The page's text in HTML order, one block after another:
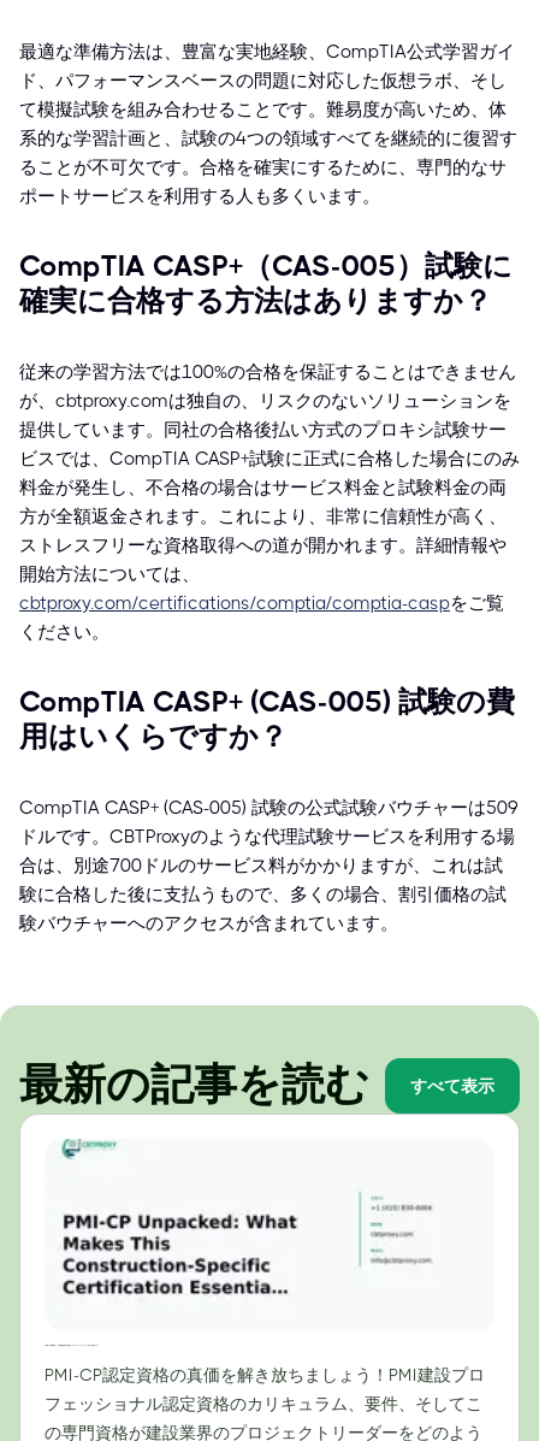
最適な準備方法は、豊富な実地経験、CompTIA公式学習ガイ
ド、パフォーマンスベースの問題に対応した仮想ラボ、そし
て模擬試験を組み合わせることです。難易度が高いため、体
系的な学習計画と、試験の4つの領域すべてを継続的に復習す
ることが不可欠です。合格を確実にするために、専門的なサ
ポートサービスを利用する人も多くいます。
CompTIA CASP+（CAS-005）試験に
確実に合格する方法はありますか？
従来の学習方法では100%の合格を保証することはできません
が、cbtproxy.comは独自の、リスクのないソリューションを
提供しています。同社の合格後払い方式のプロキシ試験サー
ビスでは、CompTIA CASP+試験に正式に合格した場合にのみ
料金が発生し、不合格の場合はサービス料金と試験料金の両
方が全額返金されます。これにより、非常に信頼性が高く、
ストレスフリーな資格取得への道が開かれます。詳細情報や
開始方法については、
cbtproxy.com/certifications/comptia/comptia-caspをご覧
ください。
CompTIA CASP+ (CAS-005) 試験の費
用はいくらですか？
CompTIA CASP+ (CAS-005) 試験の公式試験バウチャーは509
ドルです。CBTProxyのような代理試験サービスを利用する場
合は、別途700ドルのサービス料がかかりますが、これは試
験に合格した後に支払うもので、多くの場合、割引価格の試
験バウチャーへのアクセスが含まれています。
最新の記事を読む すべて表示
PMI-CP認定資格の真価を解き放ちましょう！PMI建設プロ
フェッショナル認定資格のカリキュラム、要件、そしてこ
の専門資格が建設業界のプロジェクトリーダーをどのよう